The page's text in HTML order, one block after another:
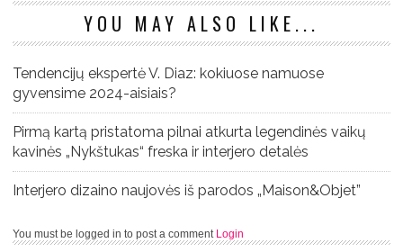
YOU MAY ALSO LIKE...
Tendencijų ekspertė V. Diaz: kokiuose namuose
gyvensime 2024-aisiais?
Pirmą kartą pristatoma pilnai atkurta legendinės vaikų
kavinės „Nykštukas“ freska ir interjero detalės
Interjero dizaino naujovės iš parodos „Maison&Objet”
You must be logged in to post a comment Login